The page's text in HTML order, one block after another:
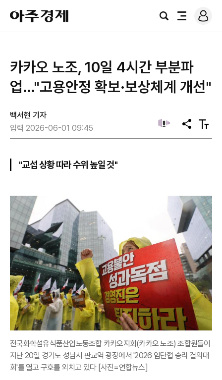
아
주
경
검
전
로
그
카카오 노조, 10일 4시간 부분파
업…"고용안정 확보·보상체계 개선"
백서현 기자
입력 2026-06-01 09:45
공
유
텍
스
"교섭 상황 따라 수위 높일 것"
전국화학섬유식품산업노동조합 카카오지회(카카오 노조) 조합원들이
지난 20일 경기도 성남시 판교역 광장에서 '2026 임단협 승리 결의대
회'를 열고 구호를 외치고 있다 [사진=연합뉴스]